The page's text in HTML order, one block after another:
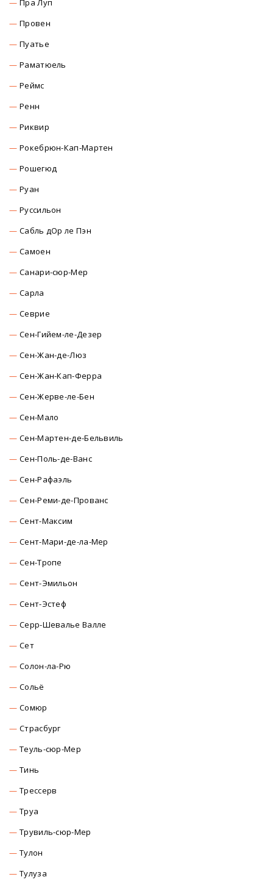
Пра Луп
Провен
Пуатье
Раматюель
Реймс
Ренн
Риквир
Рокебрюн-Кап-Мартен
Рошегюд
Руан
Руссильон
Сабль дОр ле Пэн
Самоен
Санари-сюр-Мер
Сарла
Севрие
Сен-Гийем-ле-Дезер
Сен-Жан-де-Люз
Сен-Жан-Кап-Ферра
Сен-Жерве-ле-Бен
Сен-Мало
Сен-Мартен-де-Бельвиль
Сен-Поль-де-Ванс
Сен-Рафаэль
Сен-Реми-де-Прованс
Сент-Максим
Сент-Мари-де-ла-Мер
Сен-Тропе
Сент-Эмильон
Сент-Эстеф
Серр-Шевалье Валле
Сет
Солон-ла-Рю
Сольё
Сомюр
Страсбург
Теуль-сюр-Мер
Тинь
Трессерв
Труа
Трувиль-сюр-Мер
Тулон
Тулуза